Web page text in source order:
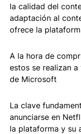
la calidad del
adaptación al
ofrece la
A la hora de
estos se realizan
de Microsoft
La clave
anunciarse en
la plataforma y su